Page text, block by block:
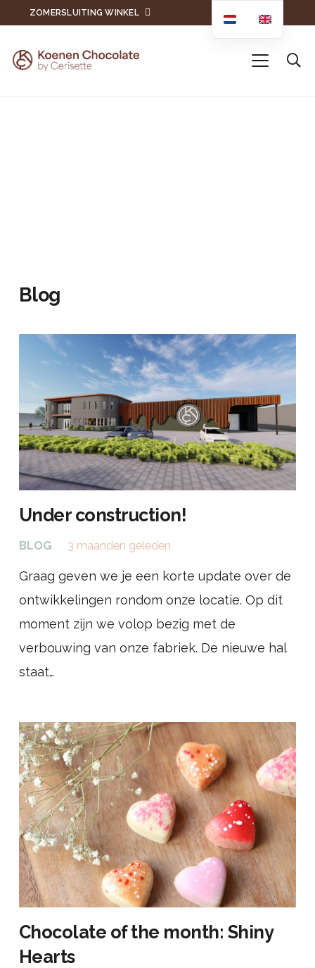
ZOMERSLUITING WINKEL
Blog
Under construction!
BLOG 3 maanden geleden
Graag geven we je een korte update over de
ontwikkelingen rondom onze locatie. Op dit
moment zijn we volop bezig met de
verbouwing van onze fabriek. De nieuwe hal
staat…
Chocolate of the month: Shiny
Hearts